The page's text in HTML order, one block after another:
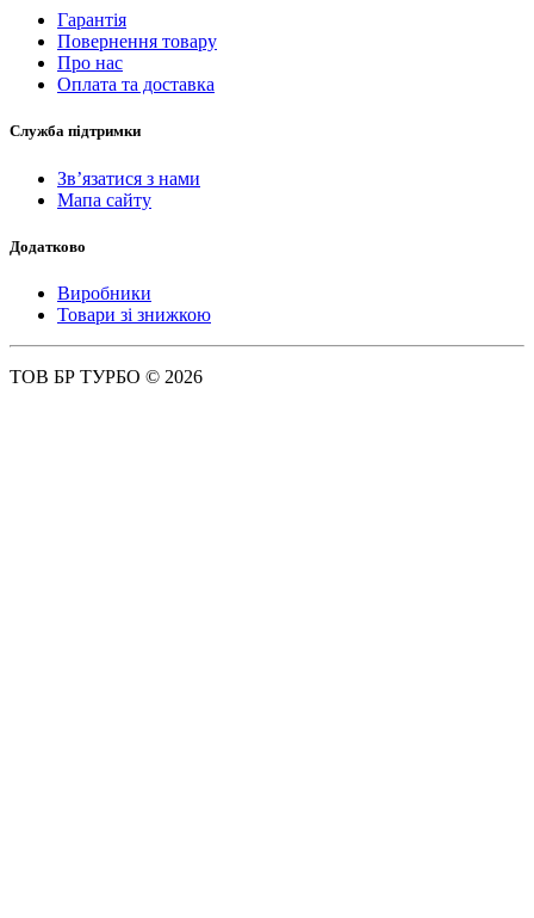
Гарантія
Повернення товару
Про нас
Оплата та доставка
Служба підтримки
Зв’язатися з нами
Мапа сайту
Додатково
Виробники
Товари зі знижкою
ТОВ БР ТУРБО © 2026